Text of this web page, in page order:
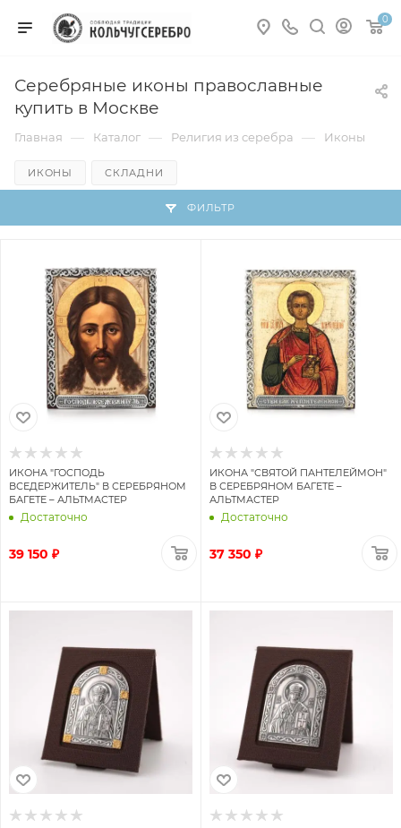
0
Серебряные иконы православные
купить в Москве
Главная — Каталог — Религия из серебра — Иконы
ИКОНЫ СКЛАДНИ
ФИЛЬТР
ИКОНА "ГОСПОДЬ
ВСЕДЕРЖИТЕЛЬ" В СЕРЕБРЯНОМ
БАГЕТЕ – АЛЬТМАСТЕР
Достаточно
39 150 ₽
ИКОНА "СВЯТОЙ ПАНТЕЛЕЙМОН"
В СЕРЕБРЯНОМ БАГЕТЕ –
АЛЬТМАСТЕР
Достаточно
37 350 ₽